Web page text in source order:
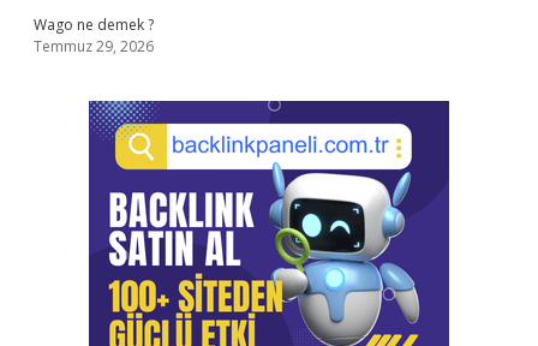
Wago ne demek ?
Temmuz 29, 2026